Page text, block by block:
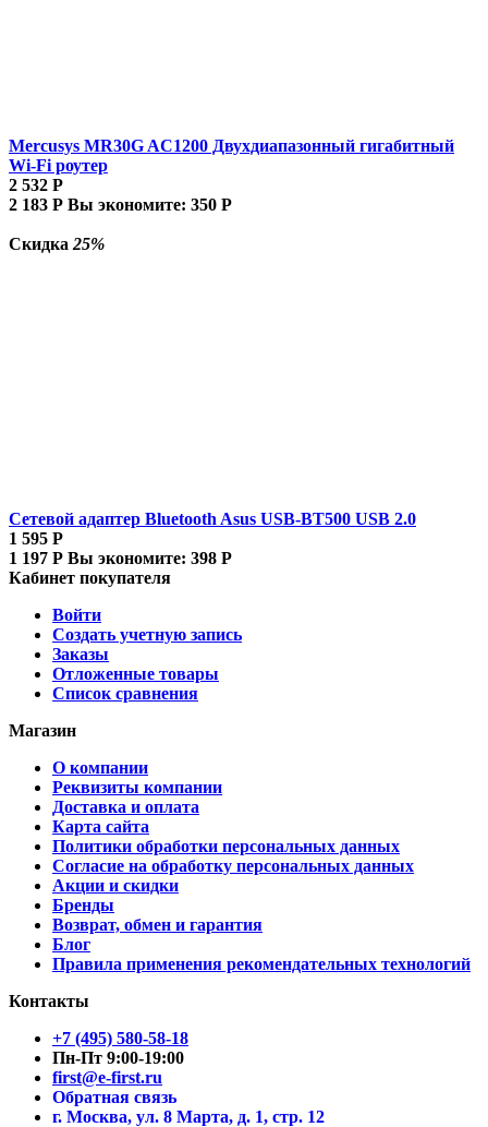
Mercusys MR30G AC1200 Двухдиапазонный гигабитный
Wi-Fi роутер
2 532 Р
2 183 Р Вы экономите: 350 Р
Скидка 25%
Сетевой адаптер Bluetooth Asus USB-BT500 USB 2.0
1 595 Р
1 197 Р Вы экономите: 398 Р
Кабинет покупателя
Войти
Создать учетную запись
Заказы
Отложенные товары
Список сравнения
Магазин
О компании
Реквизиты компании
Доставка и оплата
Карта сайта
Политики обработки персональных данных
Согласие на обработку персональных данных
Акции и скидки
Бренды
Возврат, обмен и гарантия
Блог
Правила применения рекомендательных технологий
Контакты
+7 (495) 580-58-18
Пн-Пт 9:00-19:00
first@e-first.ru
Обратная связь
г. Москва, ул. 8 Марта, д. 1, стр. 12